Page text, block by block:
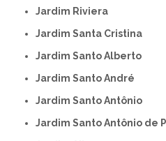
Jardim Riviera
Jardim Santa Cristina
Jardim Santo Alberto
Jardim Santo André
Jardim Santo Antônio
Jardim Santo Antônio de